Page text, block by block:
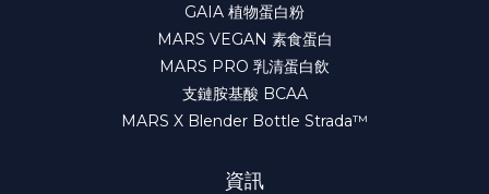
GAIA 植物蛋白粉
MARS VEGAN 素食蛋白
MARS PRO 乳清蛋白飲
支鏈胺基酸 BCAA
MARS X Blender Bottle Strada™
資訊